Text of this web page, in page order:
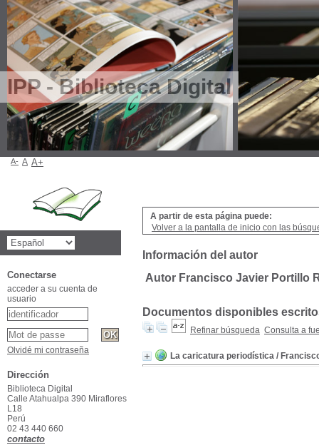
IPP - Biblioteca Digital
A partir de esta página puede:
Volver a la pantalla de inicio con las
Información del autor
Autor Francisco Javier Portillo
Documentos disponibles
Refinar búsqueda Consulta a
La caricatura periodística /
A- A A+
Conectarse
acceder a su cuenta de
usuario
Olvidé mi contraseña
Dirección
Biblioteca Digital
Calle Atahualpa 390 Miraflores
L18
Perú
02 43 440 660
contacto